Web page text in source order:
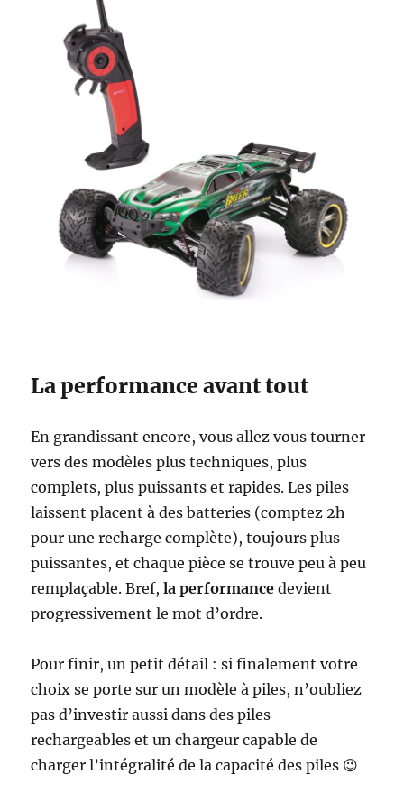
La performance avant tout
En grandissant encore, vous allez vous tourner
vers des modèles plus techniques, plus
complets, plus puissants et rapides. Les piles
laissent placent à des batteries (comptez 2h
pour une recharge complète), toujours plus
puissantes, et chaque pièce se trouve peu à peu
remplaçable. Bref,la performance devient
progressivement le mot d’ordre.
Pour finir, un petit détail : si finalement votre
choix se porte sur un modèle à piles, n’oubliez
pas d’investir aussi dans des piles
rechargeables et un chargeur capable de
charger l’intégralité de la capacité des piles 😉